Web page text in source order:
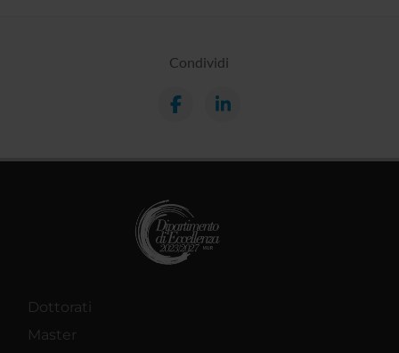
Condividi
Dottorati
Master